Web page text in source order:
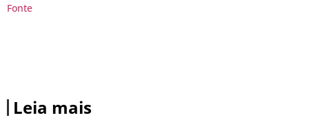
Fonte
Leia mais